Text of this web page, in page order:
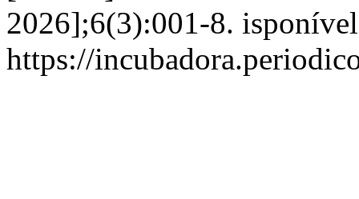
2026];6(3):001-8.
https://